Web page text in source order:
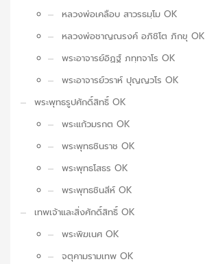
หลวงพ่อเคลือบ สาวรธมฺโม OK
หลวงพ่อชาญณรงค์ อภิชิโต ภิกขุ OK
พระอาจารย์อิฏฐ์ ภทฺทจาโร OK
พระอาจารย์วราห์ ปุญญวโร OK
พระพุทธรูปศักดิ์สิทธิ์ OK
พระแก้วมรกต OK
พระพุทธชินราช OK
พระพุทธโสธร OK
พระพุทธชินสีห์ OK
เทพเจ้าและสิ่งศักดิ์สิทธิ์ OK
พระพิฆเนศ OK
จตุคามรามเทพ OK